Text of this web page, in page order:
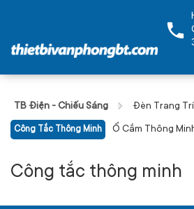
TB Điện - Chiếu Sáng Đèn Trang Trí
Công Tắc Thông Minh Ổ Cắm Thông
Công tắc thông minh